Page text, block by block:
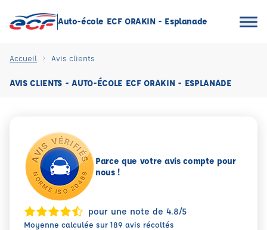
Auto-école ECF ORAKIN - Esplanade
Accueil Avis clients
AVIS CLIENTS - AUTO-ÉCOLE ECF ORAKIN - ESPLANADE
Parce que votre avis compte pour
nous !
pour une note de 4.8/5
Moyenne calculée sur 189 avis récoltés